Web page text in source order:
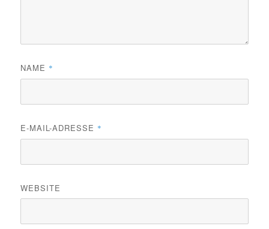
NAME *
E-MAIL-ADRESSE *
WEBSITE